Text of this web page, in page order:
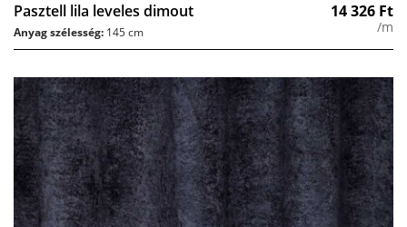
Pasztell lila leveles dimout 14 326 Ft
/m
Anyag szélesség: 145 cm